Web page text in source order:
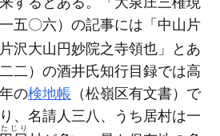
一五〇六） の記事には「中山片
沢大山円妙院之寺領也」とあ
二） の酒井氏知行目録では高
の検地帳 （松嶺区有文書） で
、名請人三八、うち居村は一
たじり